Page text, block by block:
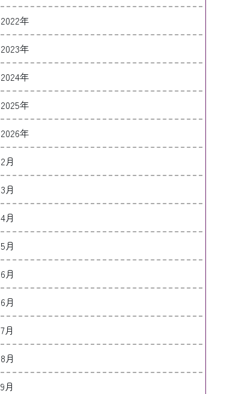
2022年
2023年
2024年
2025年
2026年
2月
3月
4月
5月
6月
6月
7月
8月
9月